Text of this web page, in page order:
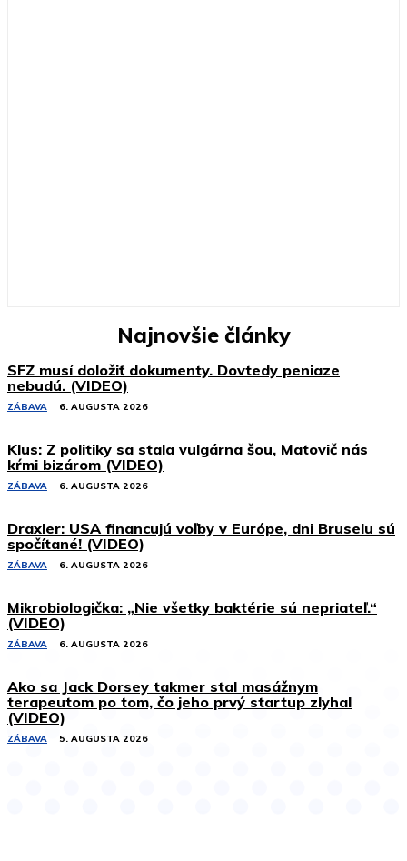
Najnovšie články
SFZ musí doložiť dokumenty. Dovtedy peniaze
nebudú. (VIDEO)
ZÁBAVA 6. AUGUSTA 2026
Klus: Z politiky sa stala vulgárna šou, Matovič nás
kŕmi bizárom (VIDEO)
ZÁBAVA 6. AUGUSTA 2026
Draxler: USA financujú voľby v Európe, dni Bruselu sú
spočítané! (VIDEO)
ZÁBAVA 6. AUGUSTA 2026
Mikrobiologička: „Nie všetky baktérie sú nepriateľ.“
(VIDEO)
ZÁBAVA 6. AUGUSTA 2026
Ako sa Jack Dorsey takmer stal masážnym
terapeutom po tom, čo jeho prvý startup zlyhal
(VIDEO)
ZÁBAVA 5. AUGUSTA 2026